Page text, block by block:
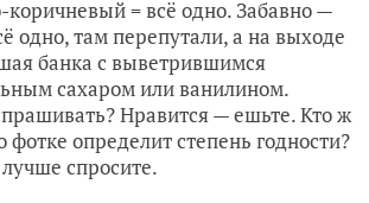
коричневый = всё одно. Забавно —
одно, там перепутали, а на выходе
банка с выветрившимся
сахаром или ванилином.
Нравится — ешьте. Кто ж
фотке определит степень годности?
спросите.